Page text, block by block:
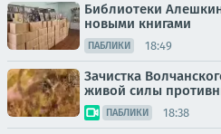
Библиотеки
новыми книгами
ПАБЛИКИ 18:49
Зачистка
живой силы
ПАБЛИКИ 18:38